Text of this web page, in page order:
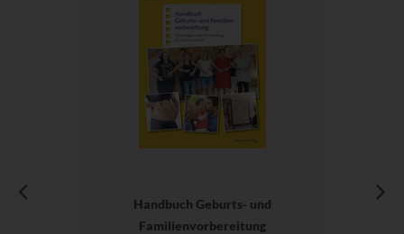
Handbuch Geburts- und
Familienvorbereitung